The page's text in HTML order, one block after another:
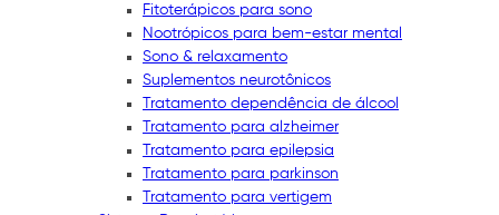
Fitoterápicos para sono
Nootrópicos para bem-estar mental
Sono & relaxamento
Suplementos neurotônicos
Tratamento dependência de álcool
Tratamento para alzheimer
Tratamento para epilepsia
Tratamento para parkinson
Tratamento para vertigem